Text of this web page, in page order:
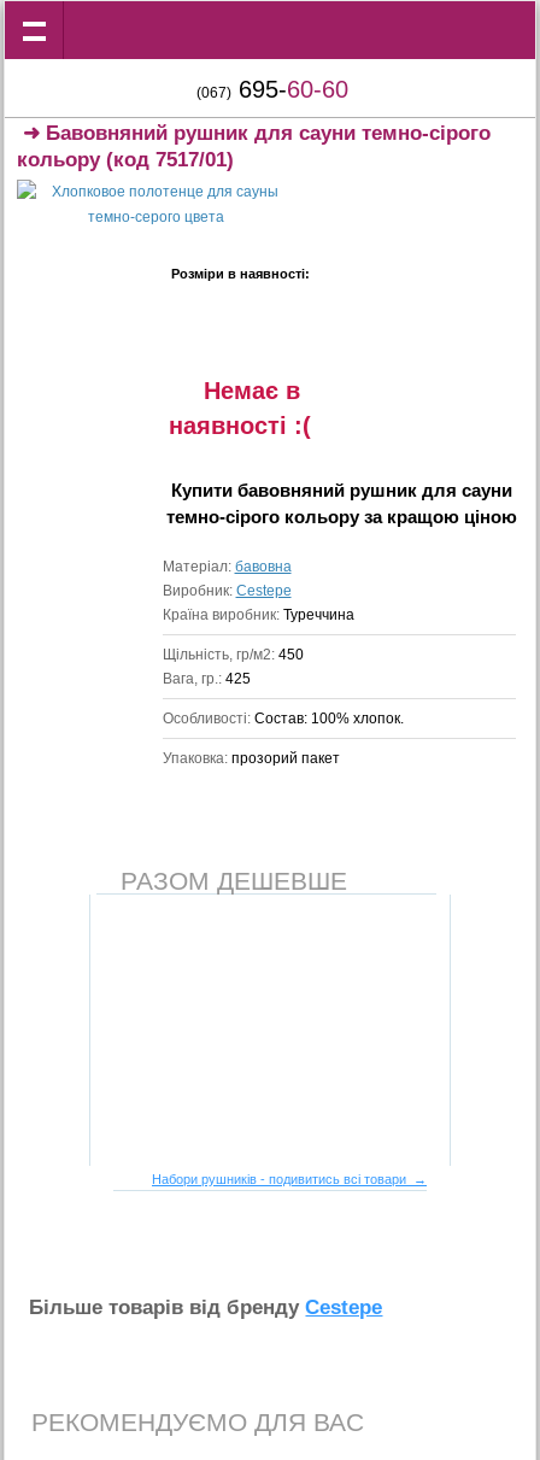
(067) 695-60-60
➜ Бавовняний рушник для сауни темно-сірого
кольору(код 7517/01)
Розміри в наявності:
Немає в
наявностi :(
Купитибавовняний рушник для сауни
темно-сірого кольоруза кращою ціною
Матеріал: бавовна
Виробник: Cestepe
Країна виробник: Туреччина
Щільність, гр/м2: 450
Вага, гр.: 425
Особливості: Состав: 100% хлопок.
Упаковка: прозорий пакет
РАЗОМ ДЕШЕВШЕ
Набори рушників - подивитись всі товари →
Бiльше товарiв вiд брендуCestepe
РЕКОМЕНДУЄМО ДЛЯ ВАС